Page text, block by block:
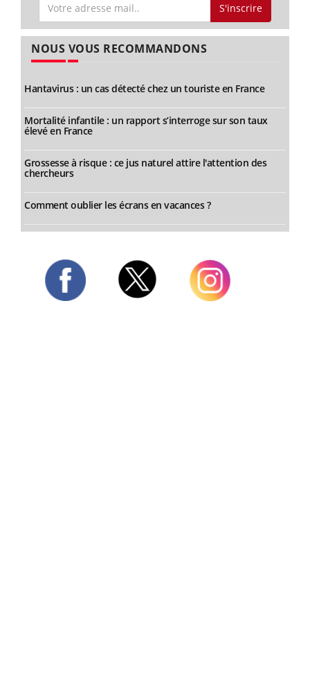
S'inscrire
NOUS VOUS RECOMMANDONS
Hantavirus : un cas détecté chez un touriste en France
Mortalité infantile : un rapport s’interroge sur son taux
élevé en France
Grossesse à risque : ce jus naturel attire l'attention des
chercheurs
Comment oublier les écrans en vacances ?